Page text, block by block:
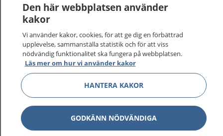
Den här webbplatsen använder
kakor
Vi använder kakor, cookies, för att ge dig en förbättrad
upplevelse, sammanställa statistik och för att viss
nödvändig funktionalitet ska fungera på webbplatsen.
Läs mer om hur vi använder kakor
HANTERA KAKOR
GODKÄNN NÖDVÄNDIGA